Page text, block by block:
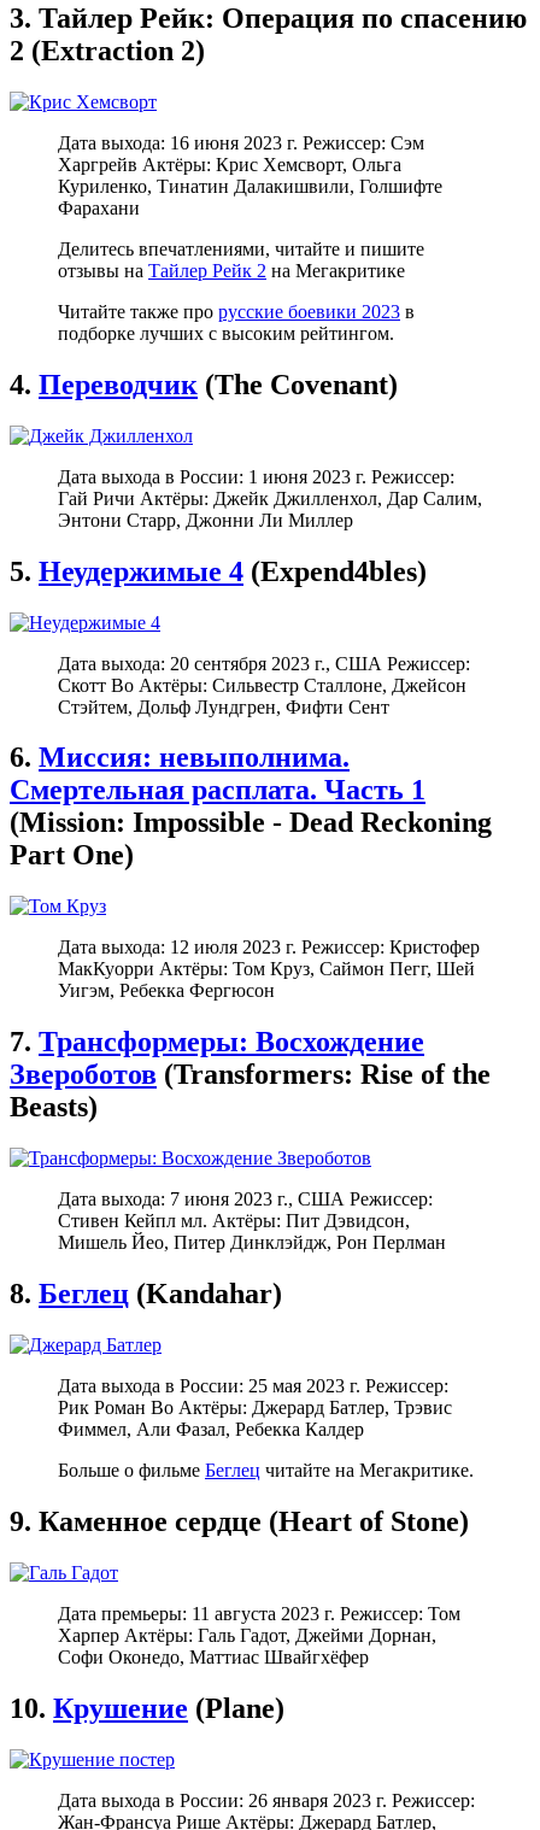
3. Тайлер Рейк: Операция по спасению
2 (Extraction 2)
Дата выхода: 16 июня 2023 г. Режиссер: Сэм
Харгрейв Актёры: Крис Хемсворт, Ольга
Куриленко, Тинатин Далакишвили, Голшифте
Фарахани
Делитесь впечатлениями, читайте и пишите
отзывы на Тайлер Рейк 2 на Мегакритике
Читайте также про русские боевики 2023 в
подборке лучших с высоким рейтингом.
4. Переводчик (The Covenant)
Дата выхода в России: 1 июня 2023 г. Режиссер:
Гай Ричи Актёры: Джейк Джилленхол, Дар Салим,
Энтони Старр, Джонни Ли Миллер
5. Неудержимые 4 (Expend4bles)
Дата выхода: 20 сентября 2023 г., США Режиссер:
Скотт Во Актёры: Сильвестр Сталлоне, Джейсон
Стэйтем, Дольф Лундгрен, Фифти Сент
6. Миссия: невыполнима.
Смертельная расплата. Часть 1
(Mission: Impossible - Dead Reckoning
Part One)
Дата выхода: 12 июля 2023 г. Режиссер: Кристофер
МакКуорри Актёры: Том Круз, Саймон Пегг, Шей
Уигэм, Ребекка Фергюсон
7. Трансформеры: Восхождение
Звероботов (Transformers: Rise of the
Beasts)
Дата выхода: 7 июня 2023 г., США Режиссер:
Стивен Кейпл мл. Актёры: Пит Дэвидсон,
Мишель Йео, Питер Динклэйдж, Рон Перлман
8. Беглец (Kandahar)
Дата выхода в России: 25 мая 2023 г. Режиссер:
Рик Роман Во Актёры: Джерард Батлер, Трэвис
Фиммел, Али Фазал, Ребекка Калдер
Больше о фильме Беглец читайте на Мегакритике.
9. Каменное сердце (Heart of Stone)
Дата премьеры: 11 августа 2023 г. Режиссер: Том
Харпер Актёры: Галь Гадот, Джейми Дорнан,
Софи Оконедо, Маттиас Швайгхёфер
10. Крушение (Plane)
Дата выхода в России: 26 января 2023 г. Режиссер:
Жан-Франсуа Рише Актёры: Джерард Батлер,